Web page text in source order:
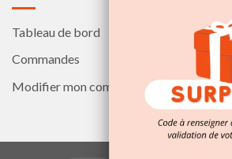
Tableau de bord
Commandes
Modifier mon compte